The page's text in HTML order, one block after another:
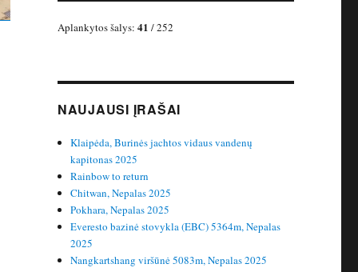
Aplankytos šalys: 41 / 252
NAUJAUSI ĮRAŠAI
Klaipėda, Burinės jachtos vidaus vandenų
kapitonas 2025
Rainbow to return
Chitwan, Nepalas 2025
Pokhara, Nepalas 2025
Everesto bazinė stovykla (EBC) 5364m, Nepalas
2025
Nangkartshang viršūnė 5083m, Nepalas 2025